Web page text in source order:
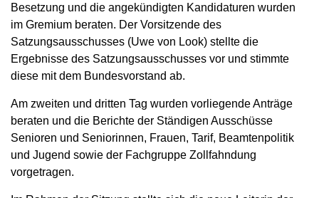
Besetzung und die angekündigten Kandidaturen wurden
im Gremium beraten. Der Vorsitzende des
Satzungsausschusses (Uwe von Look) stellte die
Ergebnisse des Satzungsausschusses vor und stimmte
diese mit dem Bundesvorstand ab.
Am zweiten und dritten Tag wurden vorliegende Anträge
beraten und die Berichte der Ständigen Ausschüsse
Senioren und Seniorinnen, Frauen, Tarif, Beamtenpolitik
und Jugend sowie der Fachgruppe Zollfahndung
vorgetragen.